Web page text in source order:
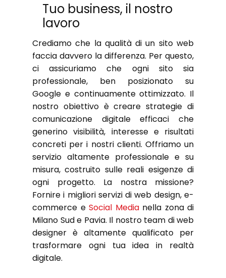
Tuo business, il nostro
lavoro
Crediamo che la qualità di un sito web
faccia davvero la differenza. Per questo,
ci assicuriamo che ogni sito sia
professionale, ben posizionato su
Google e continuamente ottimizzato. Il
nostro obiettivo è creare strategie di
comunicazione digitale efficaci che
generino visibilità, interesse e risultati
concreti per i nostri clienti. Offriamo un
servizio altamente professionale e su
misura, costruito sulle reali esigenze di
ogni progetto. La nostra missione?
Fornire i migliori servizi di web design, e-
commerce e Social Medianella zona di
Milano Sud e Pavia. Il nostro team di web
designer è altamente qualificato per
trasformare ogni tua idea in realtà
digitale.